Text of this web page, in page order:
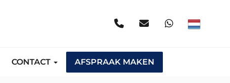
CONTACT AFSPRAAK MAKEN